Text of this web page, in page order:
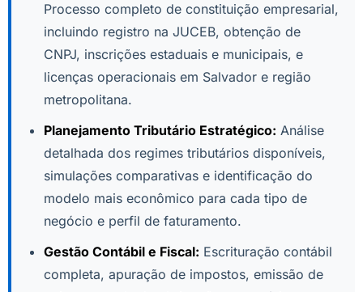
Processo completo de constituição empresarial,
incluindo registro na JUCEB, obtenção de
CNPJ, inscrições estaduais e municipais, e
licenças operacionais em Salvador e região
metropolitana.
Planejamento Tributário Estratégico: Análise
detalhada dos regimes tributários disponíveis,
simulações comparativas e identificação do
modelo mais econômico para cada tipo de
negócio e perfil de faturamento.
Gestão Contábil e Fiscal: Escrituração contábil
completa, apuração de impostos, emissão de